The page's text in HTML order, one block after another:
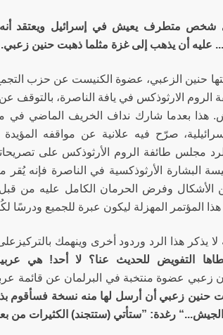
شخص متطرف يعيش في إسرائيل ويعتقد أنه
أن يذهب إلى غزة مثلما ذهبت حنين زعبي.
حنين الزعبي، عضوة الكنيست عن حزب
الروم الارثوذكس في يافة الناصرة،
هذا بعدما شارك نداف الخريف الماضي في
صرّح فيه علانية عن مواقفه المؤيدة
مجلس طائفة الروم الأرثوذكس على
الأرثوذكسية في الناصرة فإنه يُقر
وفرض الحرمان الكامل عليه من
المؤتمر المهزلة ليكون عبرة للجميع ودرسًا
لا يذكر هذا الرد وردود أخرى وينهمك
التفويض للحديث عنا؟ لا أحد! هي
زعبي عضوة منتخبة في البرلمان عن قائمة
حنين زعبي أن أرسل لها منه نسخة
رغدة: ”ستأتي (ستتجند) الكثيرات من